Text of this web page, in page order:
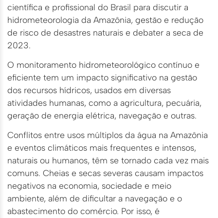
científica e profissional do Brasil para discutir a
hidrometeorologia da Amazônia, gestão e redução
de risco de desastres naturais e debater a seca de
2023.
O monitoramento hidrometeorológico contínuo e
eficiente tem um impacto significativo na gestão
dos recursos hídricos, usados em diversas
atividades humanas, como a agricultura, pecuária,
geração de energia elétrica, navegação e outras.
Conflitos entre usos múltiplos da água na Amazônia
e eventos climáticos mais frequentes e intensos,
naturais ou humanos, têm se tornado cada vez mais
comuns. Cheias e secas severas causam impactos
negativos na economia, sociedade e meio
ambiente, além de dificultar a navegação e o
abastecimento do comércio. Por isso, é